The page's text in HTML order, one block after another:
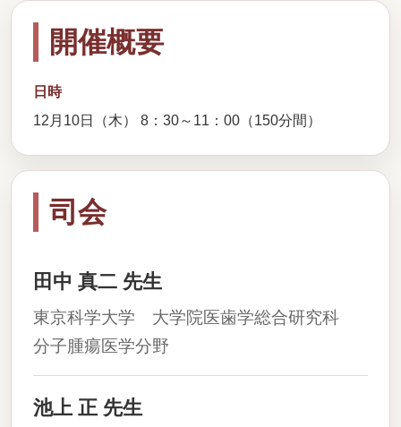
開催概要
日時
12月10日（木） 8：30～11：00（150分間）
司会
田中 真二 先生
東京科学大学 大学院医歯学総合研究科
分子腫瘍医学分野
池上 正 先生